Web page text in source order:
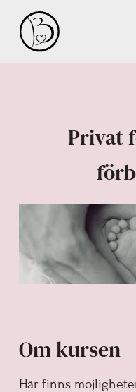
Privat
Om kursen
Här finns